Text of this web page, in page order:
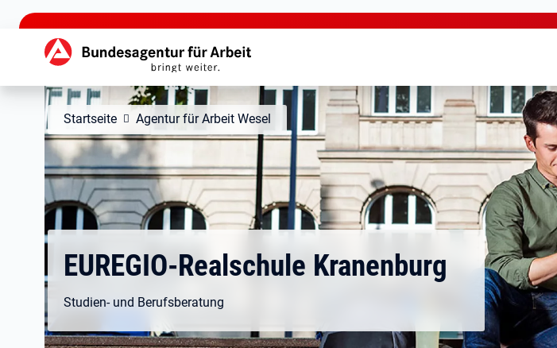
zu den Hauptinhalten springen
Hauptnavigation
Startseite Agentur für Arbeit Wesel
EUREGIO-Realschule Kranenburg
Studien- und Berufsberatung